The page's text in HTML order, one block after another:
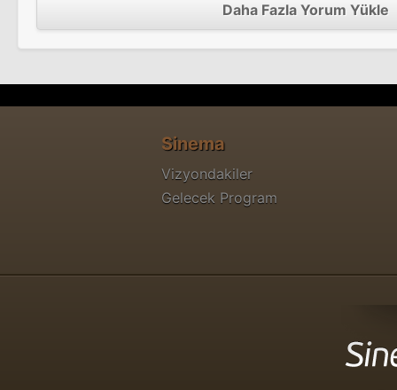
Daha Fazla Yorum Yükle
Sinema
Vizyondakiler
Gelecek Program